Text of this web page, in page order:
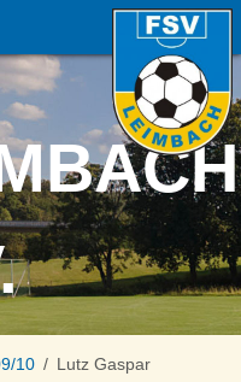
10 Lutz Gaspar